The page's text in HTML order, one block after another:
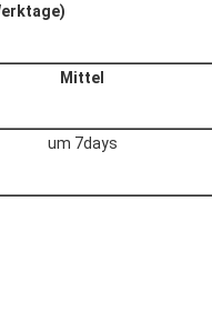
Mittel
um 7days